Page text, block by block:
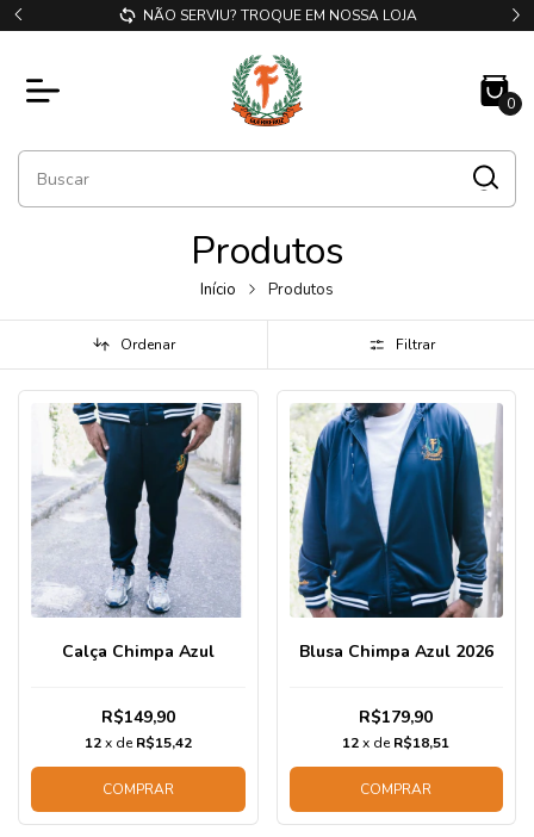
COMPRE E RETIRE EM NOSSA LOJA
0
Produtos
Início Produtos
Ordenar Filtrar
Calça Chimpa Azul
R$149,90
12 x deR$15,42
COMPRAR
Blusa Chimpa Azul 2026
R$179,90
12 x deR$18,51
COMPRAR